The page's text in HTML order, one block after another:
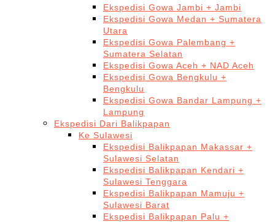
Ekspedisi Gowa Jambi + Jambi
Ekspedisi Gowa Medan + Sumatera
Utara
Ekspedisi Gowa Palembang +
Sumatera Selatan
Ekspedisi Gowa Aceh + NAD Aceh
Ekspedisi Gowa Bengkulu +
Bengkulu
Ekspedisi Gowa Bandar Lampung +
Lampung
Ekspedisi Dari Balikpapan
Ke Sulawesi
Ekspedisi Balikpapan Makassar +
Sulawesi Selatan
Ekspedisi Balikpapan Kendari +
Sulawesi Tenggara
Ekspedisi Balikpapan Mamuju +
Sulawesi Barat
Ekspedisi Balikpapan Palu +